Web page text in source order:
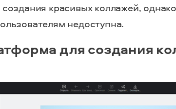
красивых коллажей,
недоступна.
для создания